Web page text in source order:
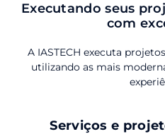
Executando seus
com
A IASTECH executa
utilizando as mais
Serviços e